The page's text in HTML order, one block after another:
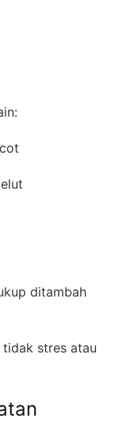
ditambah
stres atau